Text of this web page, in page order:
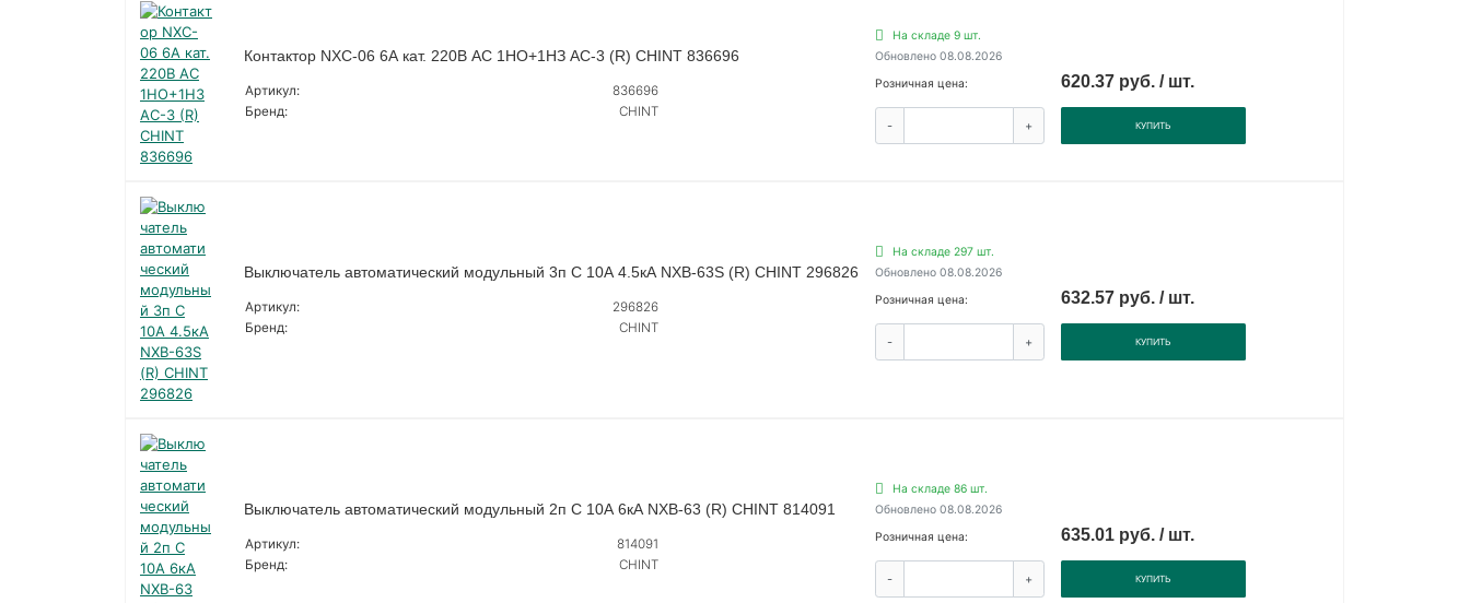
Контактор NXC-06 6А кат. 220В AC 1НО+1НЗ AC-3 (R) CHINT 836696
Артикул:
836696
Бренд:
CHINT
На складе 9 шт.
Обновлено 08.08.2026
Розничная цена:
620.37 руб. / шт.
- + КУПИТЬ
Выключатель автоматический модульный 3п C 10А 4.5кА NXB-63S (R) CHINT 296826
Артикул:
296826
Бренд:
CHINT
На складе 297 шт.
Обновлено 08.08.2026
Розничная цена:
632.57 руб. / шт.
- + КУПИТЬ
Выключатель автоматический модульный 2п C 10А 6кА NXB-63 (R) CHINT 814091
Артикул:
814091
Бренд:
CHINT
На складе 86 шт.
Обновлено 08.08.2026
Розничная цена:
635.01 руб. / шт.
- + КУПИТЬ